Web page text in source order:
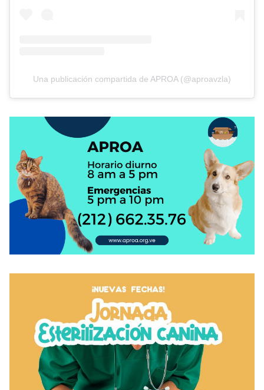
Una publicación compartida de APROA (@aproavzla)